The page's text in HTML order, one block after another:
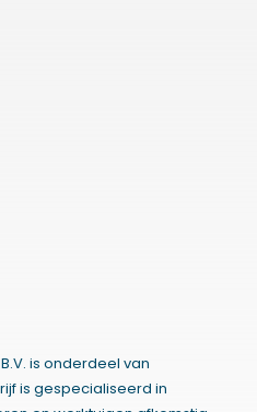
is onderdeel van
is gespecialiseerd in